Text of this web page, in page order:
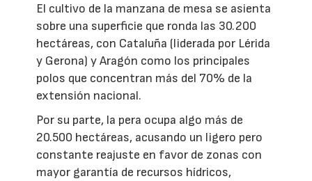
El cultivo de la manzana de mesa se asienta
sobre una superficie que ronda las 30.200
hectáreas, con Cataluña (liderada por Lérida
y Gerona) y Aragón como los principales
polos que concentran más del 70% de la
extensión nacional.
Por su parte, la pera ocupa algo más de
20.500 hectáreas, acusando un ligero pero
constante reajuste en favor de zonas con
mayor garantía de recursos hídricos,